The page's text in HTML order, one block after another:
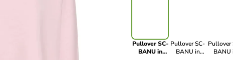
Pullover SC-
BANU in
Pullover SC-
BANU in
Pullover
BANU